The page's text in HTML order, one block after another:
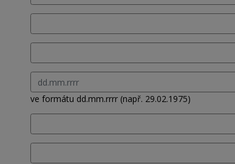
ve formátu dd.mm.rrrr (např. 29.02.1975)